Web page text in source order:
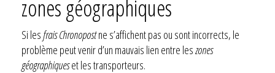
zones géographiques
Si lesfrais Chronopostne s’affichent pas ou sont incorrects, le
problème peut venir d’un mauvais lien entre leszones
géographiqueset les transporteurs.